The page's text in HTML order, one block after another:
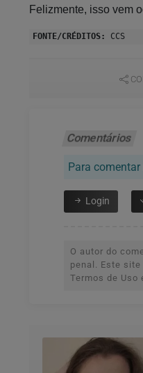
Felizmente, isso vem
FONTE/CRÉDITOS: CCS
Comentários
Para
Login
O autor do
penal. Este
Termos de Uso